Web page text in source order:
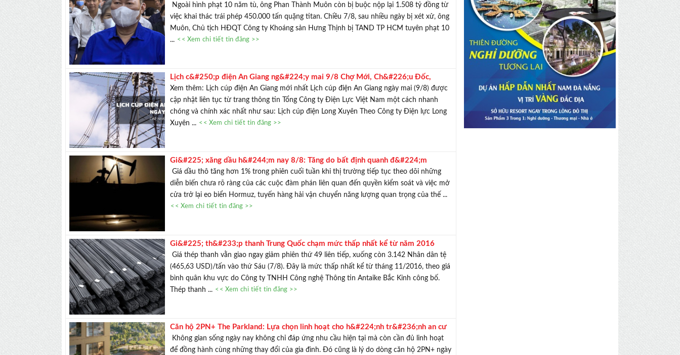
Ngoài hình phạt 10 năm tù, ông Phan Thành Muôn còn bị buộc nộp lại 1.508 tỷ đồng từ
việc khai thác trái phép 450.000 tấn quặng titan. Chiều 7/8, sau nhiều ngày bị xét xử, ông
Muôn, Chủ tịch HĐQT Công ty Khoáng sản Hưng Thịnh bị TAND TP HCM tuyên phạt 10
... << Xem chi tiết tin đăng >>
Lịch c&#250;p điện An Giang ng&#224;y mai 9/8 Chợ Mới, Ch&#226;u Đốc,
Thoại Sơn, Ch&#226;u Ph&#250;, Ph&#250; T&#226;n, Tịnh Bi&#234;n, Vĩnh
Thuận mất điện nhiều giờ
Xem thêm: Lịch cúp điện An Giang mới nhất Lịch cúp điện An Giang ngày mai (9/8) được
cập nhật liên tục từ trang thông tin Tổng Công ty Điện Lực Việt Nam một cách nhanh
chóng và chính xác nhất như sau: Lịch cúp điện Long Xuyên Theo Công ty Điện lực Long
Xuyên ... << Xem chi tiết tin đăng >>
Gi&#225; xăng dầu h&#244;m nay 8/8: Tăng do bất định quanh đ&#224;m
ph&#225;n mở lại eo biển Hormuz
Giá dầu thô tăng hơn 1% trong phiên cuối tuần khi thị trường tiếp tục theo dõi những
diễn biến chưa rõ ràng của các cuộc đàm phán liên quan đến quyền kiểm soát và việc mở
cửa trở lại eo biển Hormuz, tuyến hàng hải vận chuyển năng lượng quan trọng của thế ...
<< Xem chi tiết tin đăng >>
Gi&#225; th&#233;p thanh Trung Quốc chạm mức thấp nhất kể từ năm 2016
Giá thép thanh vằn giao ngay giảm phiên thứ 49 liên tiếp, xuống còn 3.142 Nhân dân tệ
(465,63 USD)/tấn vào thứ Sáu (7/8). Đây là mức thấp nhất kể từ tháng 11/2016, theo giá
bình quân khu vực do Công ty TNHH Công nghệ Thông tin Antaike Bắc Kinh công bố.
Thép thanh ... << Xem chi tiết tin đăng >>
Căn hộ 2PN+ The Parkland: Lựa chọn linh hoạt cho h&#224;nh tr&#236;nh an cư
Không gian sống ngày nay không chỉ đáp ứng nhu cầu hiện tại mà còn cần đủ linh hoạt
để đồng hành cùng những thay đổi của gia đình. Đó cũng là lý do dòng căn hộ 2PN+ ngày